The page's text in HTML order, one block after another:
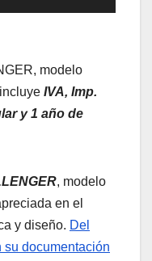
modelo
IVA, Imp.
y 1 año de
, modelo
en el
y diseño. Del
su documentación